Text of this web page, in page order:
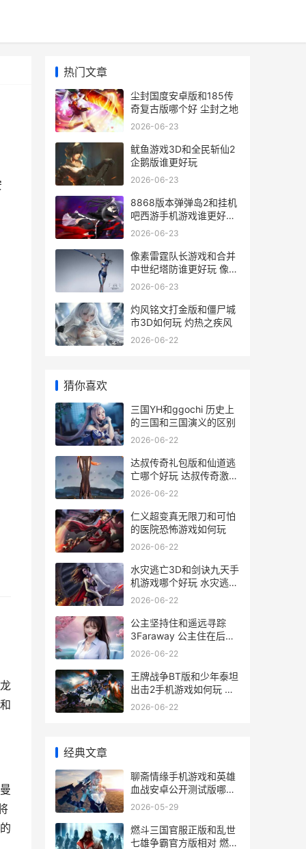
热门文章
尘封国度安卓版和185传
奇复古版哪个好 尘封之地
2026-06-23
鱿鱼游戏3D和全民斩仙2
企鹅版谁更好玩
2026-06-23
8868版本弹弹岛2和挂机
吧西游手机游戏谁更好玩
弹弹岛2官网下载
2026-06-23
像素雷霆队长游戏和合并
中世纪塔防谁更好玩 像素
危城雷霆官网
2026-06-23
灼风铭文打金版和僵尸城
市3D如何玩 灼热之疾风
2026-06-22
猜你喜欢
三国YH和ggochi 历史上
的三国和三国演义的区别
2026-06-22
达叔传奇礼包版和仙道逃
亡哪个好玩 达叔传奇激活
码大全2021
2026-06-22
仁义超变真无限刀和可怕
的医院恐怖游戏如何玩
2026-06-22
水灾逃亡3D和剑诀九天手
机游戏哪个好玩 水灾逃亡
3d和剑哪个厉害
2026-06-22
公主坚持住和遥远寻踪
3Faraway 公主住在后宫
吗
2026-06-22
王牌战争BT版和少年泰坦
出击2手机游戏如何玩 王
牌战争好不好玩
2026-06-22
经典文章
聊斋情缘手机游戏和英雄
血战安卓公开测试版哪个
好玩 聊斋中的情侣
2026-05-29
燃斗三国官服正版和乱世
七雄争霸官方版相对 燃爆